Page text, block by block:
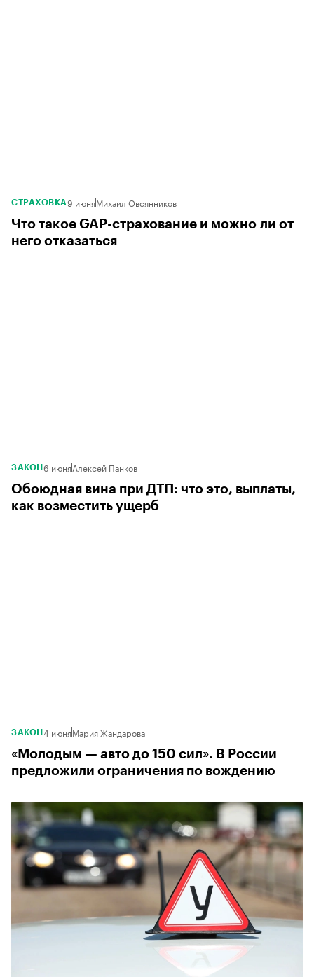
СТРАХОВКА9 июняМихаил Овсянников
Что такое GAP-страхование и можно ли от
него отказаться
ЗАКОН 6 июняАлексей Панков
Обоюдная вина при ДТП: что это, выплаты,
как возместить ущерб
ЗАКОН4 июняМария Жандарова
«Молодым — авто до 150 сил». В России
предложили ограничения по вождению